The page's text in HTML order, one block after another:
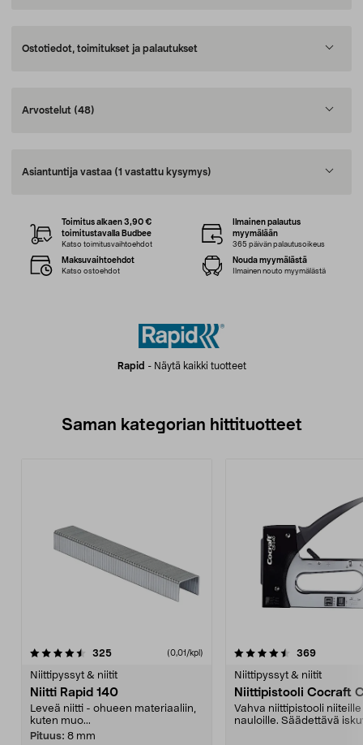
Ostotiedot, toimitukset ja palautukset
Arvostelut (48)
Asiantuntija vastaa (1 vastattu kysymys)
Rapid - Näytä kaikki tuotteet
Toimitus alkaen 3,90 €
toimitustavalla Budbee
Katso toimitusvaihtoehdot
Ilmainen palautus
myymälään
365 päivän palautusoikeus
Maksuvaihtoehdot
Katso ostoehdot
Nouda myymälästä
Ilmainen nouto myymälästä
Saman kategorian hittituotteet
325arvostelut (0,01/kpl)
Niittipyssyt & niitit
Niitti Rapid 140
Leveä niitti - ohueen materiaaliin,
kuten muo...
Pituus: 8 mm
4.5 viidestä
369arvostelut
Niittipyssyt & niitit
Niittipistooli
Vahva niittipistooli niiteille
nauloille. Säädettävä
4.5 viidestä